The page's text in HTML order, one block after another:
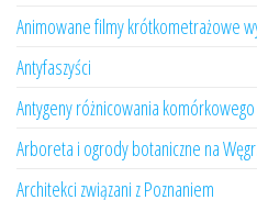
Animowane filmy krótkometrażowe
Antyfaszyści
Antygeny różnicowania komórkowego
Arboreta i ogrody botaniczne na
Architekci związani z Poznaniem